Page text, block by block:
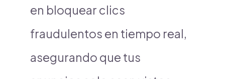
en bloquear clics
fraudulentos en tiempo real,
asegurando que tus